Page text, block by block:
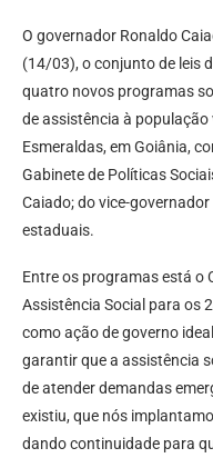
O governador Ronaldo
(14/03), o conjunto de leis
quatro novos programas
de assistência à
Esmeraldas, em Goiânia,
Gabinete de Políticas
Caiado; do vice-
estaduais.
Entre os programas está o
Assistência Social para os
como ação de governo
garantir que a assistência
de atender demandas
existiu, que nós
dando continuidade para